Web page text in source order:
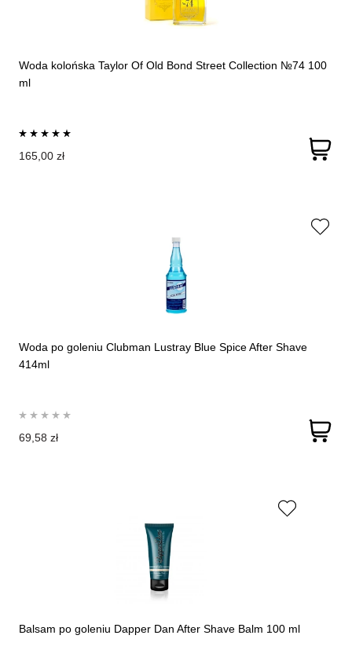
Woda kolońska Taylor Of Old Bond Street Collection №74 100
ml
165,00 zł
Woda po goleniu Clubman Lustray Blue Spice After Shave
414ml
69,58 zł
Balsam po goleniu Dapper Dan After Shave Balm 100 ml